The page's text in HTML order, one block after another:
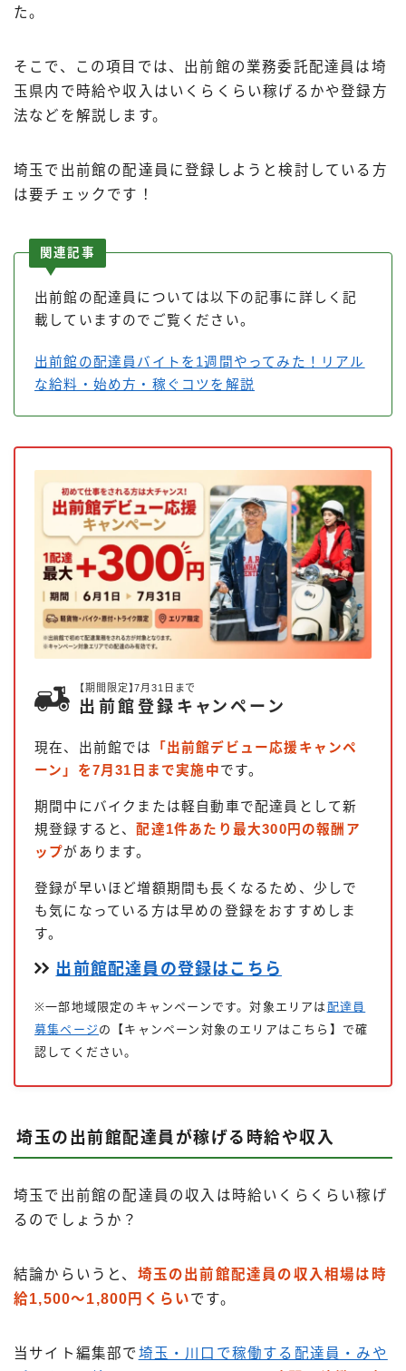
た。
そこで、この項目では、出前館の業務委託配達員は埼
玉県内で時給や収入はいくらくらい稼げるかや登録方
法などを解説します。
埼玉で出前館の配達員に登録しようと検討している方
は要チェックです！
関連記事
出前館の配達員については以下の記事に詳しく記
載していますのでご覧ください。
出前館の配達員バイトを1週間やってみた！リアル
な給料・始め方・稼ぐコツを解説
【期間限定】7月31日まで
出前館登録キャンペーン
現在、出前館では
「出前館デビュー応援キャンペ
ーン」を7月31日まで実施中です。
期間中にバイクまたは軽自動車で配達員として新
規登録すると、配達1件あたり最大300円の報酬ア
ップがあります。
登録が早いほど増額期間も長くなるため、少しで
も気になっている方は早めの登録をおすすめしま
す。
出前館配達員の登録はこちら
※一部地域限定のキャンペーンです。対象エリアは配達員
募集ページ の【キャンペーン対象のエリアはこちら】で確
認してください。
埼玉の出前館配達員が稼げる時給や収入
埼玉で出前館の配達員の収入は時給いくらくらい稼げ
るのでしょうか？
結論からいうと、 埼玉の出前館配達員の収入相場は時
給1,500～1,800円くらいです。
当サイト編集部で 埼玉・川口で稼働する配達員・みや